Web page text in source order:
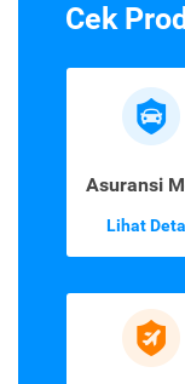
Cek
Asuransi
Lihat